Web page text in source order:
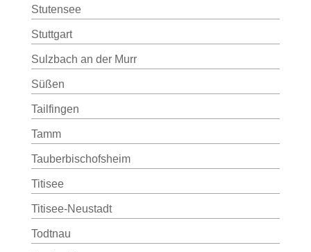
Stutensee
Stuttgart
Sulzbach an der Murr
Süßen
Tailfingen
Tamm
Tauberbischofsheim
Titisee
Titisee-Neustadt
Todtnau